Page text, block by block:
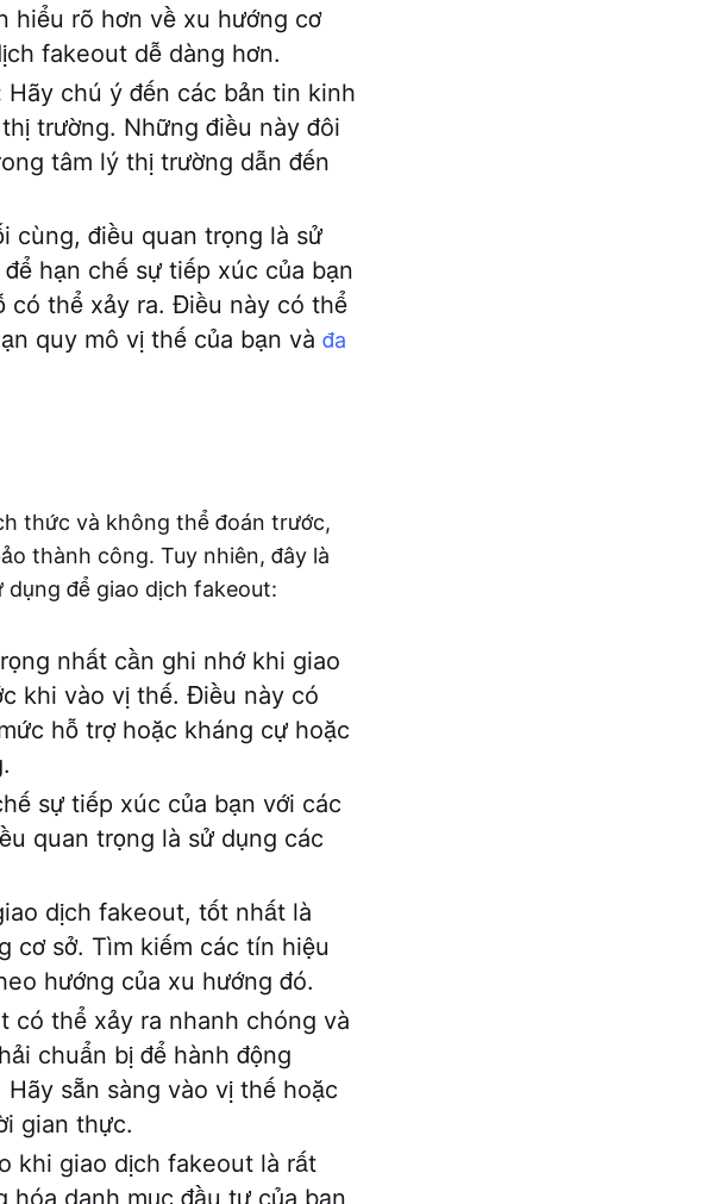
hiểu rõ hơn về xu hướng cơ
fakeout dễ dàng hơn.
Hãy chú ý đến các bản tin kinh
trường. Những điều này đôi
tâm lý thị trường dẫn đến
cùng, điều quan trọng là sử
hạn chế sự tiếp xúc của bạn
có thể xảy ra. Điều này có thể
quy mô vị thế của bạn và đa
thức và không thể đoán trước,
thành công. Tuy nhiên, đây là
để giao dịch fakeout:
nhất cần ghi nhớ khi giao
khi vào vị thế. Điều này có
hỗ trợ hoặc kháng cự hoặc
sự tiếp xúc của bạn với các
quan trọng là sử dụng các
dịch fakeout, tốt nhất là
cơ sở. Tìm kiếm các tín hiệu
hướng của xu hướng đó.
có thể xảy ra nhanh chóng và
chuẩn bị để hành động
sẵn sàng vào vị thế hoặc
gian thực.
khi giao dịch fakeout là rất
hóa danh mục đầu tư của bạn